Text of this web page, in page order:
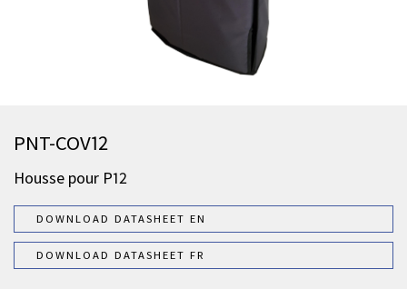
PNT-COV12
Housse pour P12
DOWNLOAD DATASHEET EN
DOWNLOAD DATASHEET FR